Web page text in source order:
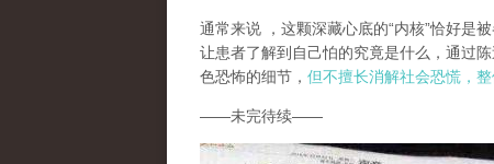
通常来说 ，这颗深藏心底的“内核”恰好是
让患者了解到自己怕的究竟是什么，通过
色恐怖的细节， 但不擅长消解社会恐慌，
——未完待续——